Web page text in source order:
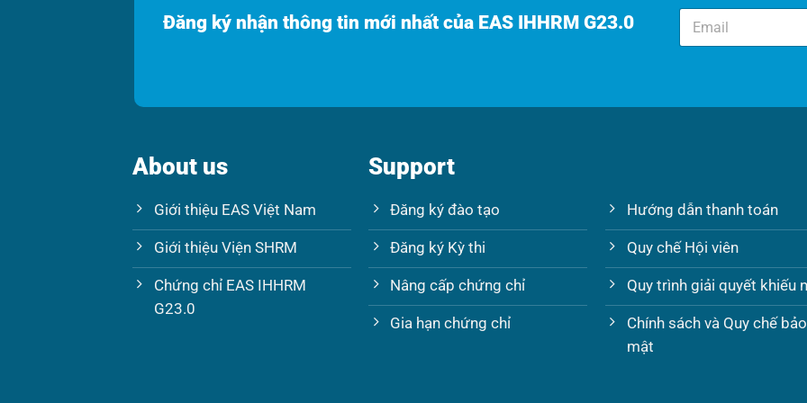
Đăng ký nhận thông tin mới nhất của EAS IHHRM G23.0
E
a
About us
Giới thiệu EAS Việt Nam
Giới thiệu Viện SHRM
Chứng chỉ EAS IHHRM
G23.0
Support
Đăng ký đào tạo
Đăng ký Kỳ thi
Nâng cấp chứng chỉ
Gia hạn chứng chỉ
Hướng dẫn thanh toán
Quy chế Hội viên
Quy trình giải quyết khiếu
Chính sách và Quy chế bảo
mật